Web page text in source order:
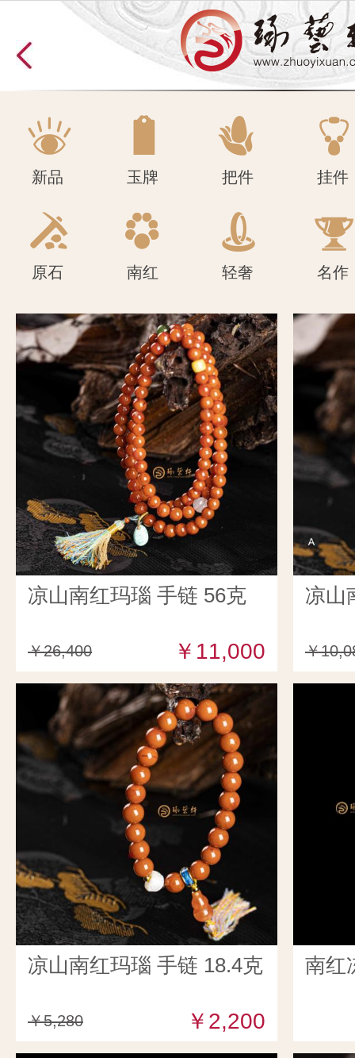
原石 南红 轻奢 名作
新品 玉牌 把件 挂件
原石 南红 轻奢 名作
凉山南红玛瑙 手链 56克
￥26,400 ￥11,000
凉山
￥
凉山南红玛瑙 手链 18.4克
￥5,280 ￥2,200
南红